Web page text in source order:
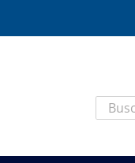
Buscar: